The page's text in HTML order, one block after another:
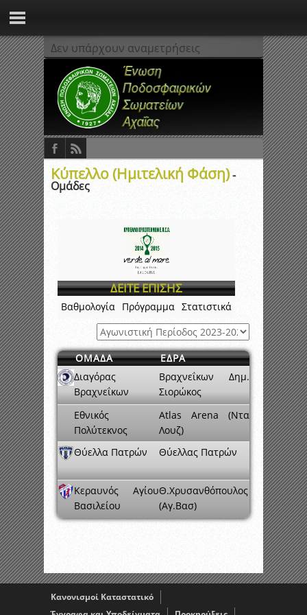
Δεν υπάρχουν αναμετρήσεις
Κύπελλο (Ημιτελική Φάση)-
Ομάδες
ΔΕΙΤΕ ΕΠΙΣΗΣ
Βαθμολογία Πρόγραμμα Στατιστικά
ΟΜΑΔΑ
ΕΔΡΑ
Διαγόρας
Βραχνεΐκων
Βραχνεΐκων Δημ.
Σιορώκος
Εθνικός
Πολύτεκνος
Atlas Arena (Ντα
Λουζ)
Θύελλα Πατρών
Θύελλας Πατρών
Κεραυνός Αγίου
Βασιλείου
Θ.Χρυσανθόπουλος
(Αγ.Βασ)
Κανονισμοί Καταστατικό